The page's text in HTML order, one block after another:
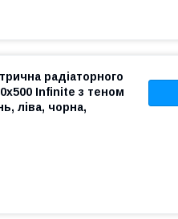
радіаторного
Infinite з теном
ліва, чорна,